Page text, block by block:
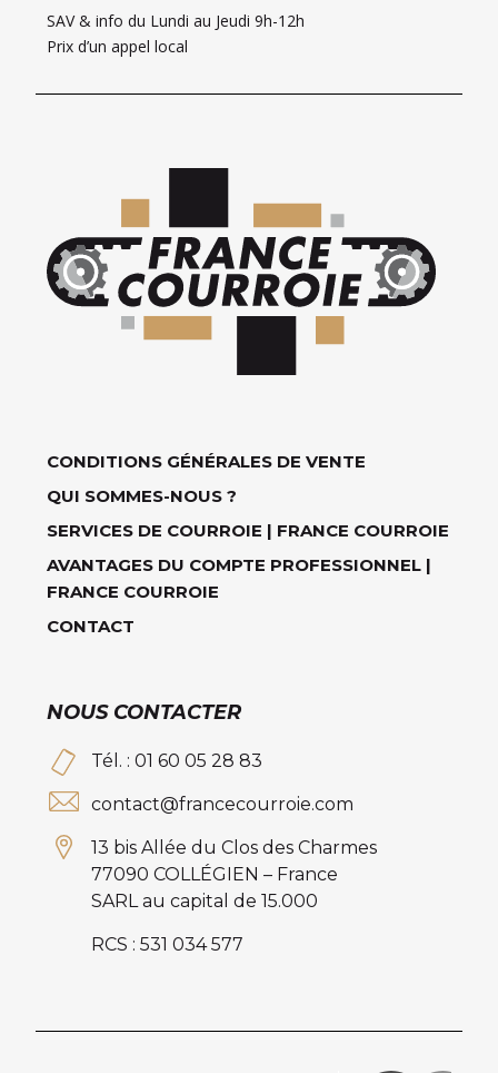
SAV & info du Lundi au Jeudi 9h-12h
Prix d’un appel local
CONDITIONS GÉNÉRALES DE VENTE
QUI SOMMES-NOUS ?
SERVICES DE COURROIE | FRANCE COURROIE
AVANTAGES DU COMPTE PROFESSIONNEL |
FRANCE COURROIE
CONTACT
NOUS CONTACTER
Tél. : 01 60 05 28 83
contact@francecourroie.com
13 bis Allée du Clos des Charmes
77090 COLLÉGIEN – France
SARL au capital de 15.000
RCS : 531 034 577